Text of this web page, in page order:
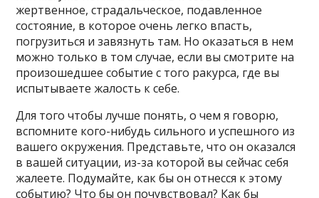
жертвенное, страдальческое, подавленное
состояние, в которое очень легко впасть,
погрузиться и завязнуть там. Но оказаться в нем
можно только в том случае, если вы смотрите на
произошедшее событие с того ракурса, где вы
испытываете жалость к себе.
Для того чтобы лучше понять, о чем я говорю,
вспомните кого-нибудь сильного и успешного из
вашего окружения. Представьте, что он оказался
в вашей ситуации, из-за которой вы сейчас себя
жалеете. Подумайте, как бы он отнесся к этому
событию? Что бы он почувствовал? Как бы